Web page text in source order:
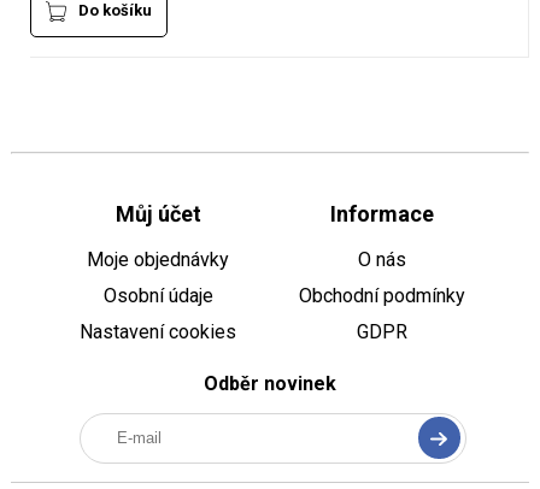
Do košíku
Můj účet
Moje objednávky
Osobní údaje
Nastavení cookies
Informace
O nás
Obchodní podmínky
GDPR
Odběr novinek